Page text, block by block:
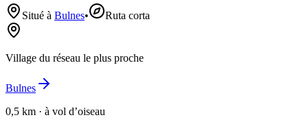
Situé à Bulnes• Ruta corta
Village du réseau le plus proche
Bulnes
0,5 km · à vol d’oiseau